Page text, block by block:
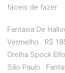
fáceis de fazer
Fantasia De
Vermelho . R$
Orelha Spock
São Paulo .